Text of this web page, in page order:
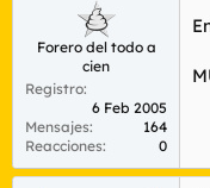
Forero del todo a
cien
Registro
6 Feb 2005
Mensajes
164
Reacciones
0